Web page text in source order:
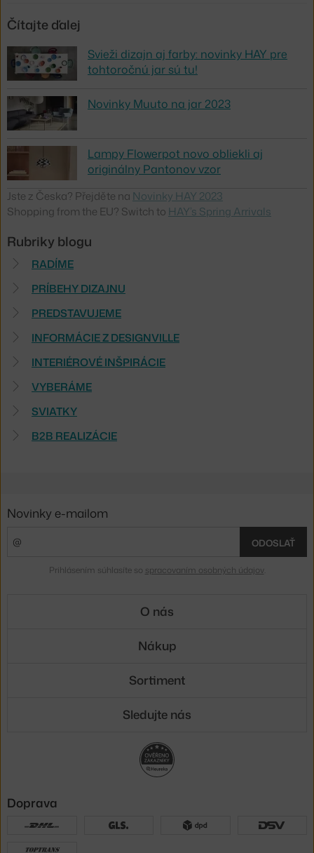
Čítajte ďalej
Svieži dizajn aj farby: novinky HAY pre
tohtoročnú jar sú tu!
Novinky Muuto na jar 2023
Lampy Flowerpot novo obliekli aj
originálny Pantonov vzor
Jste z Česka? Přejděte na Novinky HAY 2023
Shopping from the EU? Switch to HAY’s Spring Arrivals
Rubriky blogu
RADÍME
PRÍBEHY DIZAJNU
PREDSTAVUJEME
INFORMÁCIE Z DESIGNVILLE
INTERIÉROVÉ INŠPIRÁCIE
VYBERÁME
SVIATKY
B2B REALIZÁCIE
Novinky e-mailom
ODOSLAŤ
Prihlásením súhlasíte so spracovaním osobných údajov.
O nás
Nákup
Sortiment
Sledujte nás
Doprava